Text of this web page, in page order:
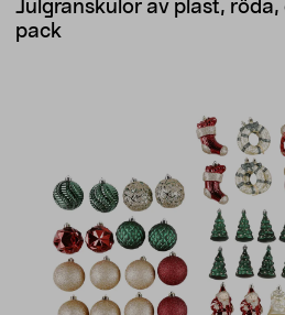
Julgranskulor av plast, röda,
pack